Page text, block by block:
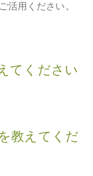
活用ください。
てください
教えてくだ